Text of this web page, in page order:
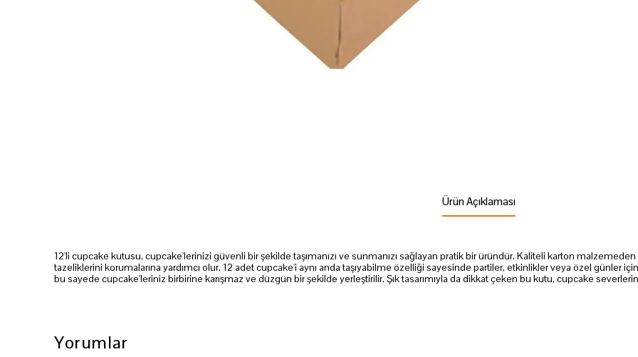
Ürün Açıklaması
12'li cupcake kutusu, cupcake'lerinizi güvenli bir şekilde taşımanızı ve sunmanızı sağlayan pratik bir üründür. Kaliteli karton
tazeliklerini korumalarına yardımcı olur. 12 adet cupcake'i aynı anda taşıyabilme özelliği sayesinde partiler, etkinlikler veya özel günler
bu sayede cupcake'leriniz birbirine karışmaz ve düzgün bir şekilde yerleştirilir. Şık tasarımıyla da dikkat çeken bu kutu, cupcake
Yorumlar